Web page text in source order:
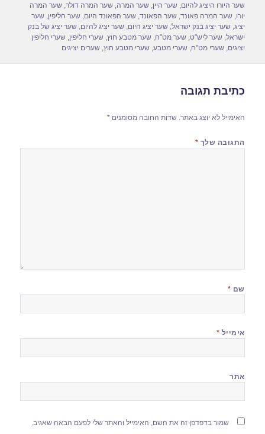
בתאריך
שער היורו היציג להיום,שער היין,שער המרה,שער המרה דולר,שער המרה
יורו,שער המרה פאונד,שער הפאונד,שער הפאונד היום,שער חליפין,שער
יציג,שער יציג בנק ישראל,שער יציג היום,שער יציג להיום,שער יציג של בנק
ישראל,שער ליש"ט,שער מט"ח,שער מטבע חוץ,שערי חליפין,שערי חליפין
יציגים,שערי מט"ח,שערי מטבע,שערי מטבע חוץ,שערים יציגים
כתיבת תגובה
האימייל לא יוצג באתר. שדות החובה מסומנים*
התגובה שלך *
שם *
אימייל *
אתר
שמור בדפדפן זה את השם, האימייל והאתר שלי לפעם הבאה שאגיב.